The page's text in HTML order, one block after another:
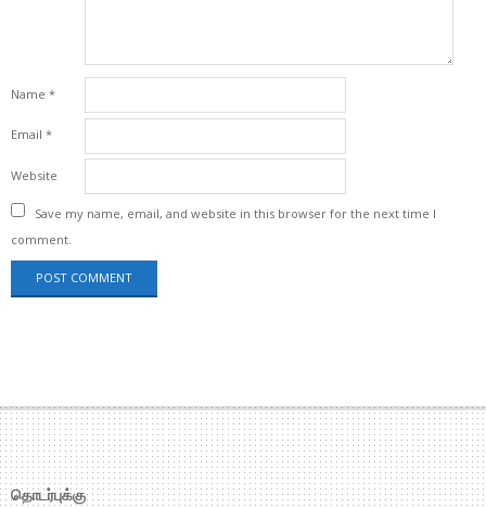
Name *
Email *
Website
Save my name, email, and website in this browser for the next time I
comment.
தொடர்புக்கு